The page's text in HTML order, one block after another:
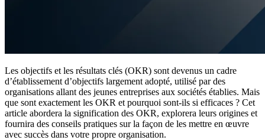
Les objectifs et les résultats clés (OKR) sont devenus un cadre
d’établissement d’objectifs largement adopté, utilisé par des
organisations allant des jeunes entreprises aux sociétés établies. Mais
que sont exactement les OKR et pourquoi sont-ils si efficaces ? Cet
article abordera la signification des OKR, explorera leurs origines et
fournira des conseils pratiques sur la façon de les mettre en œuvre
avec succès dans votre propre organisation.